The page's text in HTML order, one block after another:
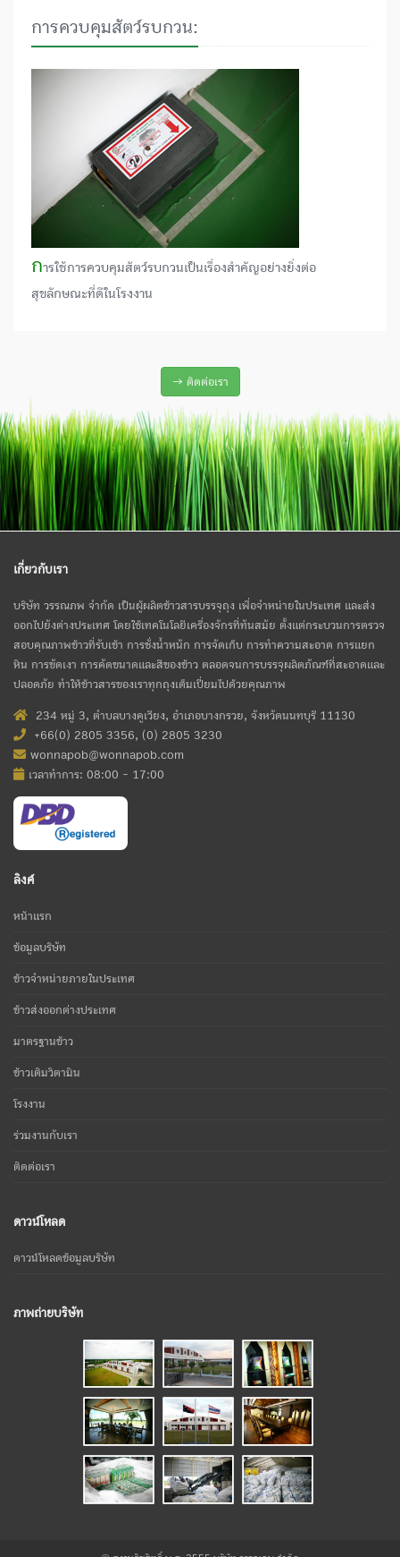
การควบคุมสัตว์รบกวน:
การใช้การควบคุมสัตว์รบกวนเป็นเรื่องสำคัญอย่างยิ่งต่อ
สุขลักษณะที่ดีในโรงงาน
→ ติดต่อเรา
เกี่ยวกับเรา
บริษัท วรรณภพ จำกัด เป็นผู้ผลิตข้าวสารบรรจุถุง เพื่อจำหน่ายในประเทศ และส่ง
ออกไปยังต่างประเทศ โดยใช้เทคโนโลยีเครื่องจักรที่ทันสมัย ตั้งแต่กระบวนการตรวจ
สอบคุณภาพข้าวที่รับเข้า การชั่งน้ำหนัก การจัดเก็บ การทำความสะอาด การแยก
หิน การขัดเงา การคัดขนาดและสีของข้าว ตลอดจนการบรรจุผลิตภัณฑ์ที่สะอาดและ
ปลอดภัย ทำให้ข้าวสารของเราทุกถุงเต็มเปี่ยมไปด้วยคุณภาพ
234 หมู่ 3, ตำบลบางคูเวียง, อำเภอบางกรวย, จังหวัดนนทบุรี 11130
+66(0) 2805 3356, (0) 2805 3230
wonnapob@wonnapob.com
เวลาทำการ: 08:00 - 17:00
ลิงค์
หน้าแรก
ข้อมูลบริษัท
ข้าวจำหน่ายภายในประเทศ
ข้าวส่งออกต่างประเทศ
มาตรฐานข้าว
ข้าวเติมวิตามิน
โรงงาน
ร่วมงานกับเรา
ติดต่อเรา
ดาวน์โหลด
ดาวน์โหลดข้อมูลบริษัท
ภาพถ่ายบริษัท